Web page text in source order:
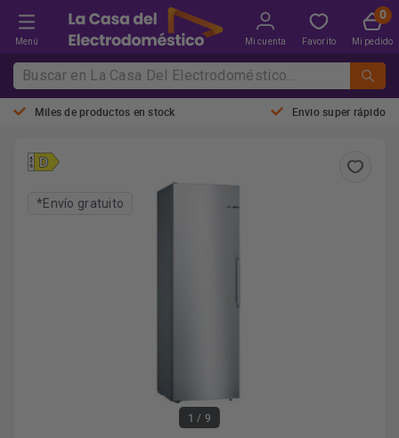
Menú Mi cuenta Favorito Mi pedido
Miles de productos en stock Envio super rápido
1 / 9
*Envío gratuito